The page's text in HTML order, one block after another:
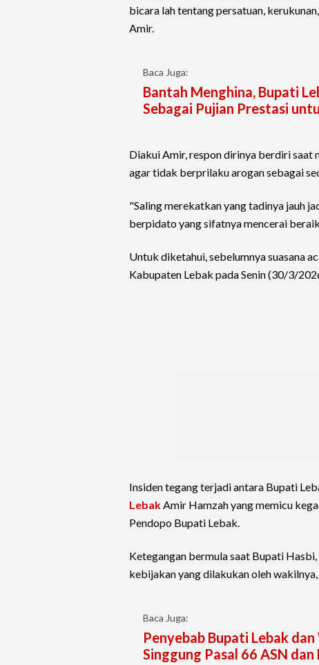
bicara lah tentang persatuan,
Amir.
Baca Juga:
Bantah Menghina, Bupati
Sebagai Pujian Prestasi
Diakui Amir, respon dirinya berdiri saat
agar tidak berprilaku arogan sebagai
"Saling merekatkan yang tadinya jauh
berpidato yang sifatnya mencerai
Untuk diketahui, sebelumnya suasana
Kabupaten Lebak pada Senin (30/3/
Insiden tegang terjadi antara Bupati
LebakAmir Hamzah yang memicu
Pendopo Bupati Lebak.
Ketegangan bermula saat Bupati
kebijakan yang dilakukan oleh
Baca Juga:
Penyebab Bupati Lebak
Singgung Pasal 66 ASN dan